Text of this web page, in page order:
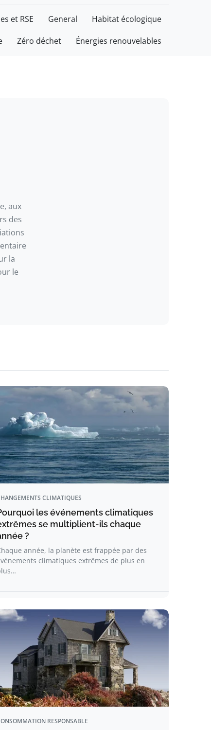
et RSE General Habitat écologique
Zéro déchet Énergies renouvelables
aux
des
la
le
CLIMATIQUES
les événements climatiques
se multiplient-ils chaque
?
année, la planète est frappée par des
climatiques extrêmes de plus en
RESPONSABLE